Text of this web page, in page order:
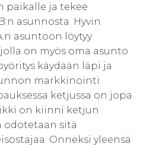
paikalle ja tekee
asunnosta. Hyvin
asuntoon löytyy
on myös oma asunto
käydään läpi ja
markkinointi.
ketjussa on jopa
on kiinni ketjun
odotetaan sitä
Onneksi yleensä